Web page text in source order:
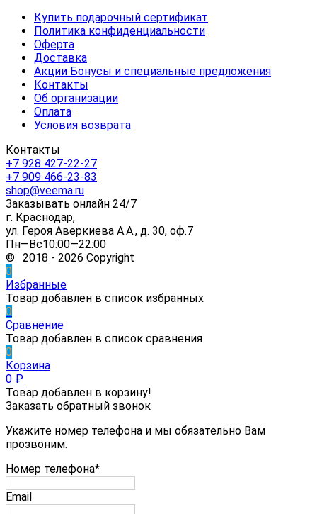
Купить подарочный сертификат
Политика конфиденциальности
Оферта
Доставка
Акции Бонусы и специальные предложения
Контакты
Об организации
Оплата
Условия возврата
Контакты
+7 928 427-22-27
+7 909 466-23-83
shop@veema.ru
Заказывать онлайн 24/7
г. Краснодар,
ул. Героя Аверкиева А.А., д. 30, оф.7
Пн—Вс10:00—22:00
© 2018 - 2026 Copyright
0
Избранные
Товар добавлен в список избранных
0
Сравнение
Товар добавлен в список сравнения
0
Корзина
0 ₽
Товар добавлен в корзину!
Заказать обратный звонок
Укажите номер телефона и мы обязательно Вам
прозвоним.
Номер телефона*
Email